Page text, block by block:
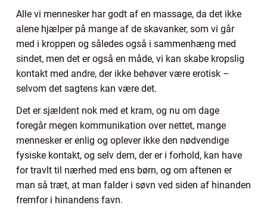
Alle vi mennesker har godt af en massage, da det ikke
alene hjælper på mange af de skavanker, som vi går
med i kroppen og således også i sammenhæng med
sindet, men det er også en måde, vi kan skabe kropslig
kontakt med andre, der ikke behøver være erotisk –
selvom det sagtens kan være det.
Det er sjældent nok med et kram, og nu om dage
foregår megen kommunikation over nettet, mange
mennesker er enlig og oplever ikke den nødvendige
fysiske kontakt, og selv dem, der er i forhold, kan have
for travlt til nærhed med ens børn, og om aftenen er
man så træt, at man falder i søvn ved siden af hinanden
fremfor i hinandens favn.